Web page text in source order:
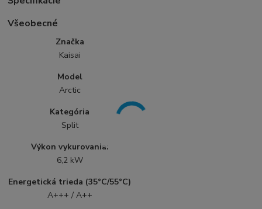
Všeobecné
Značka
Kaisai
Model
Arctic
Kategória
Split
Výkon vykurovania:
6,2 kW
Energetická trieda (35°C/55°C)
A+++ / A++